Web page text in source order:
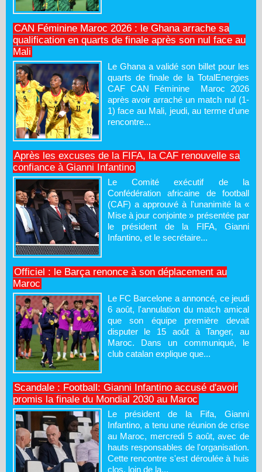
CAN Féminine Maroc 2026 : le Ghana arrache sa
qualification en quarts de finale après son nul face au
Mali
Le Ghana a validé son billet pour les
quarts de finale de la TotalEnergies
CAF CAN Féminine Maroc 2026
après avoir arraché un match nul (1-
1) face au Mali, jeudi, au terme d'une
rencontre...
Après les excuses de la FIFA, la CAF renouvelle sa
confiance à Gianni Infantino
Le Comité exécutif de la
Confédération africaine de football
(CAF) a approuvé à l'unanimité la «
Mise à jour conjointe » présentée par
le président de la FIFA, Gianni
Infantino, et le secrétaire...
Officiel : le Barça renonce à son déplacement au
Maroc
Le FC Barcelone a annoncé, ce jeudi
6 août, l'annulation du match amical
que son équipe première devait
disputer le 15 août à Tanger, au
Maroc. Dans un communiqué, le
club catalan explique que...
Scandale : Football: Gianni Infantino accusé d'avoir
promis la finale du Mondial 2030 au Maroc
Le président de la Fifa, Gianni
Infantino, a tenu une réunion de crise
au Maroc, mercredi 5 août, avec de
hauts responsables de l'organisation.
Cette rencontre s'est déroulée à huis
clos, loin de la...